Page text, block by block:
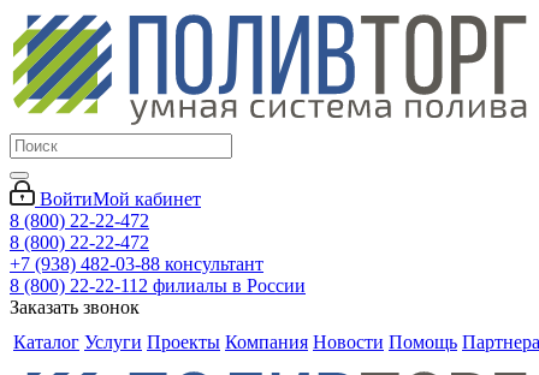
ВойтиМой кабинет
8 (800) 22-22-472
8 (800) 22-22-472
+7 (938) 482-03-88 консультант
8 (800) 22-22-112 филиалы в России
Заказать звонок
Каталог Услуги Проекты Компания Новости Помощь